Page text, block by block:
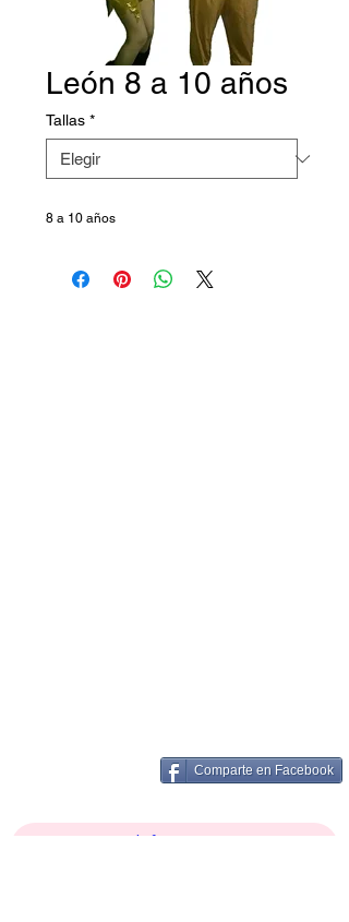
León 8 a 10 años
Tallas *
8 a 10 años
Comparte en Facebook